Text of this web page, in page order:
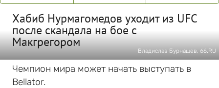
Хабиб Нурмагомедов уходит из UFC
после скандала на бое с
Макгрегором
Владислав Бурнашев, 66.RU
Чемпион мира может начать выступать в
Bellator.